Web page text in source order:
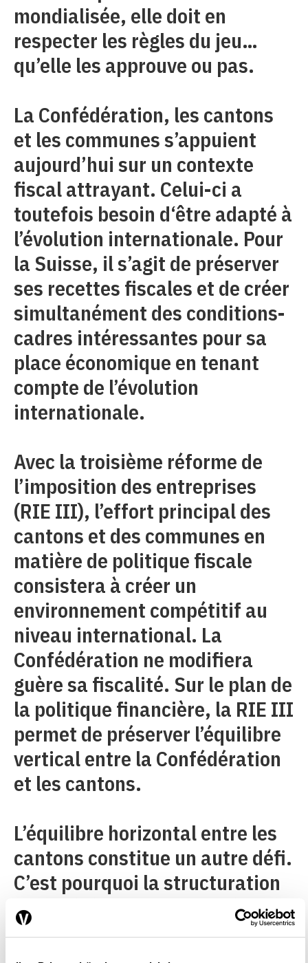
mondialisée, elle doit en
respecter les règles du jeu…
qu’elle les approuve ou pas.
La Confédération, les cantons
et les communes s’appuient
aujourd’hui sur un contexte
fiscal attrayant. Celui-ci a
toutefois besoin d‘être adapté à
l’évolution internationale. Pour
la Suisse, il s’agit de préserver
ses recettes fiscales et de créer
simultanément des conditions-
cadres intéressantes pour sa
place économique en tenant
compte de l’évolution
internationale.
Avec la troisième réforme de
l’imposition des entreprises
(RIE III), l’effort principal des
cantons et des communes en
matière de politique fiscale
consistera à créer un
environnement compétitif au
niveau international. La
Confédération ne modifiera
guère sa fiscalité. Sur le plan de
la politique financière, la RIE III
permet de préserver l’équilibre
vertical entre la Confédération
et les cantons.
L’équilibre horizontal entre les
cantons constitue un autre défi.
C’est pourquoi la structuration
de la péréquation financière
intercantonale fera l’objet d’une
attention particulière durant la